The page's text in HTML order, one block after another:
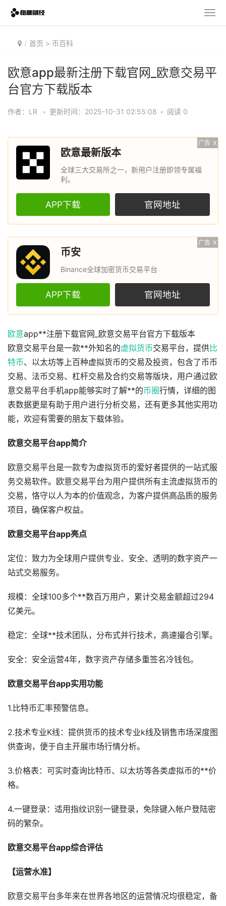
首页 > 币百科
欧意app最新注册下载官网_欧意交易平
台官方下载版本
作者：LR • 更新时间：2025-10-31 02:55:08 • 阅读 0
广告 X
欧意最新版本
全球三大交易所之一，新用户注册即领专属福
利。
APP下载 官网地址
广告 X
币安
Binance全球加密货币交易平台
APP下载 官网地址
欧意app**注册下载官网_欧意交易平台官方下载版本
欧意交易平台是一款**外知名的虚拟货币交易平台，提供比
特币、以太坊等上百种虚拟货币的交易及投资，包含了币币
交易、法币交易、杠杆交易及合约交易等版块，用户通过欧
意交易平台手机app能够实时了解**的币圈行情，详细的图
表数据更是有助于用户进行分析交易，还有更多其他实用功
能，欢迎有需要的朋友下载体验。
欧意交易平台app简介
欧意交易平台是一款专为虚拟货币的爱好者提供的一站式服
务交易软件。欧意交易平台为用户提供所有主流虚拟货币的
交易，恪守以人为本的价值观念，为客户提供高品质的服务
项目，确保客户权益。
欧意交易平台app亮点
定位：致力为全球用户提供专业、安全、透明的数字资产一
站式交易服务。
规模：全球100多个**数百万用户，累计交易金额超过294
亿美元。
稳定：全球**技术团队，分布式并行技术，高速撮合引擎。
安全：安全运营4年，数字资产存储多重签名冷钱包。
欧意交易平台app实用功能
1.比特币汇率预警信息。
2.技术专业K线：提供货币的技术专业k线及销售市场深度图
供查询，便于自主开展市场行情分析。
3.价格表：可实时查询比特币、以太坊等各类虚拟币的**价
格。
4.一键登录：适用指纹识别一键登录，免除键入帐户登陆密
码的繁杂。
欧意交易平台app综合评估
【运营水准】
欧意交易平台多年来在世界各地区的运营情况均很稳定，备